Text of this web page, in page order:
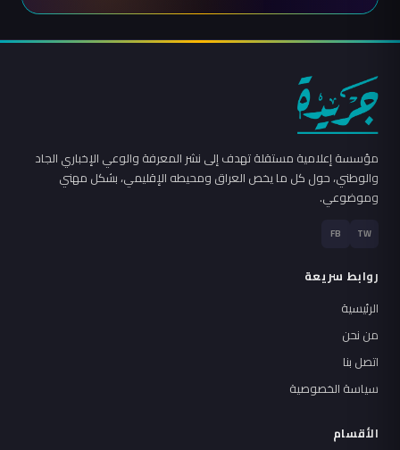
مؤسسة إعلامية مستقلة تهدف إلى نشر المعرفة والوعي الإخباري الجاد
والوطني، حول كل ما يخص العراق ومحيطه الإقليمي، بشكل مهني
وموضوعي.
TW
FB
روابط سريعة
الرئيسية
من نحن
اتصل بنا
سياسة الخصوصية
الأقسام